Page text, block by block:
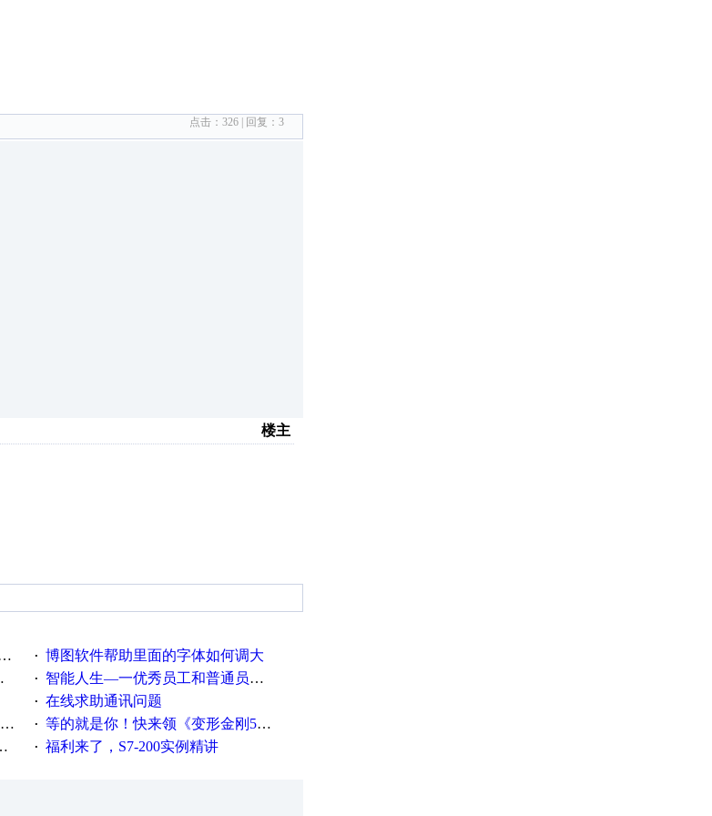
点击： 326 | 回复： 3
楼主
· 博图软件帮助里面的字体如何调大
· 智能人生—一优秀员工和普通员工差别，精辟到位！
· 在线求助通讯问题
· 等的就是你！快来领《变形金刚5》观影券
· 福利来了，S7-200实例精讲